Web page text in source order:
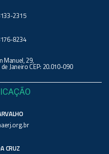
2315
8234
Manuel, 29,
Janeiro CEP: 20.010-090
CRUZ